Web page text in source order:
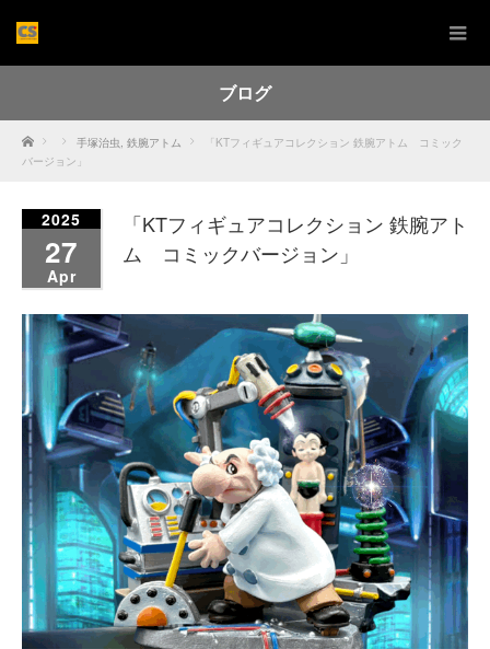
ブログ
Home 手塚治虫, 鉄腕アトム
「KTフィギュアコレクション 鉄腕アトム コミック
バージョン」
2025
27
Apr
「KTフィギュアコレクション 鉄腕アト
ム コミックバージョン」